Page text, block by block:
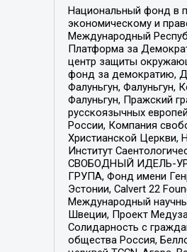
Национальный фонд в
экономическому и
Международный
Платформа за
центр защиты
фонд за демократию,
Фалуньгун, Фалуньгун,
Фалуньгун, Пражский
русскоязычных
России, Компания
Христианской Церкви,
Институт
СВОБОДНЫЙ ИДЕЛЬ-
ГРУПА, Фонд имени
Эстонии, Calvert 22
Международный
Швеции, Проект
Солидарность с
общества Россия,